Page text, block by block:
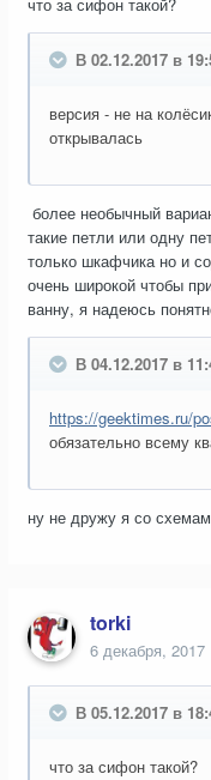
В 02.12.2017 в
версия - не на
открывалась
более необычный
такие петли или одну
только шкафчика но и
очень широкой чтобы
ванну, я надеюсь
В 04.12.2017 в
https://geektimes.ru/
обязательно всему
ну не дружу я со
torki
6 декабря, 2017
В 05.12.2017 в
что за сифон такой?